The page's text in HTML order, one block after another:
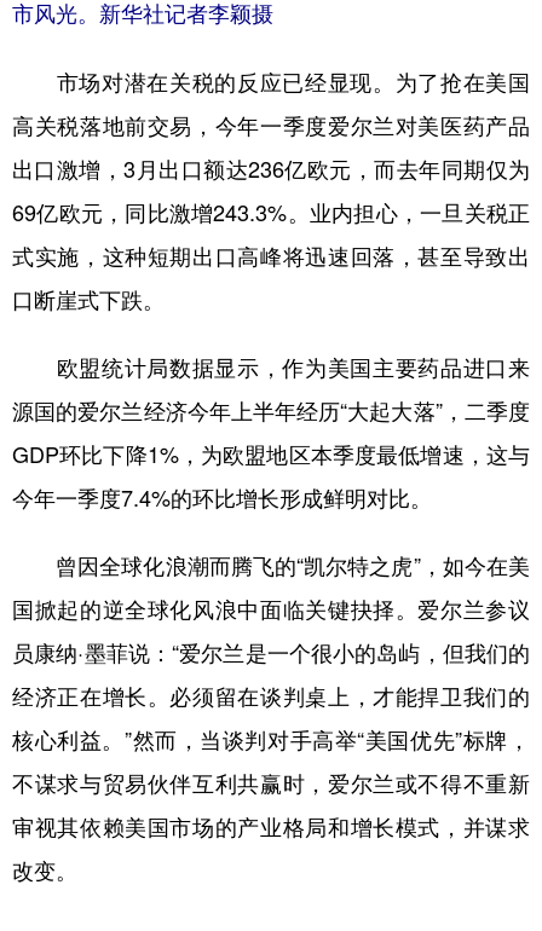
市风光。新华社记者李颖摄
市场对潜在关税的反应已经显现。为了抢在美国
高关税落地前交易，今年一季度爱尔兰对美医药产品
出口激增，3月出口额达236亿欧元，而去年同期仅为
69亿欧元，同比激增243.3%。业内担心，一旦关税正
式实施，这种短期出口高峰将迅速回落，甚至导致出
口断崖式下跌。
欧盟统计局数据显示，作为美国主要药品进口来
源国的爱尔兰经济今年上半年经历“大起大落”，二季度
GDP环比下降1%，为欧盟地区本季度最低增速，这与
今年一季度7.4%的环比增长形成鲜明对比。
曾因全球化浪潮而腾飞的“凯尔特之虎”，如今在美
国掀起的逆全球化风浪中面临关键抉择。爱尔兰参议
员康纳·墨菲说：“爱尔兰是一个很小的岛屿，但我们的
经济正在增长。必须留在谈判桌上，才能捍卫我们的
核心利益。”然而，当谈判对手高举“美国优先”标牌，
不谋求与贸易伙伴互利共赢时，爱尔兰或不得不重新
审视其依赖美国市场的产业格局和增长模式，并谋求
改变。